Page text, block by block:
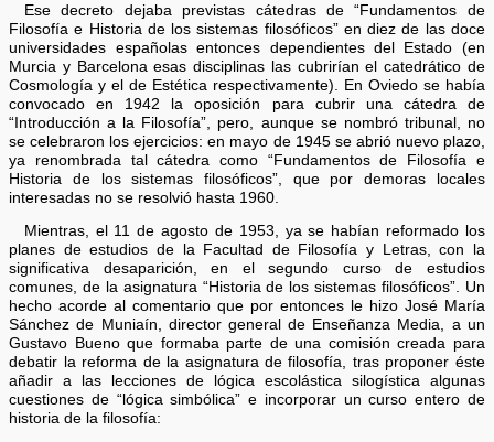
Ese decreto dejaba previstas cátedras de “Fundamentos de
Filosofía e Historia de los sistemas filosóficos” en diez de las doce
universidades españolas entonces dependientes del Estado (en
Murcia y Barcelona esas disciplinas las cubrirían el catedrático de
Cosmología y el de Estética respectivamente). En Oviedo se había
convocado en 1942 la oposición para cubrir una cátedra de
“Introducción a la Filosofía”, pero, aunque se nombró tribunal, no
se celebraron los ejercicios: en mayo de 1945 se abrió nuevo plazo,
ya renombrada tal cátedra como “Fundamentos de Filosofía e
Historia de los sistemas filosóficos”, que por demoras locales
interesadas no se resolvió hasta 1960.
Mientras, el 11 de agosto de 1953, ya se habían reformado los
planes de estudios de la Facultad de Filosofía y Letras, con la
significativa desaparición, en el segundo curso de estudios
comunes, de la asignatura “Historia de los sistemas filosóficos”. Un
hecho acorde al comentario que por entonces le hizo José María
Sánchez de Muniaín, director general de Enseñanza Media, a un
Gustavo Bueno que formaba parte de una comisión creada para
debatir la reforma de la asignatura de filosofía, tras proponer éste
añadir a las lecciones de lógica escolástica silogística algunas
cuestiones de “lógica simbólica” e incorporar un curso entero de
historia de la filosofía: